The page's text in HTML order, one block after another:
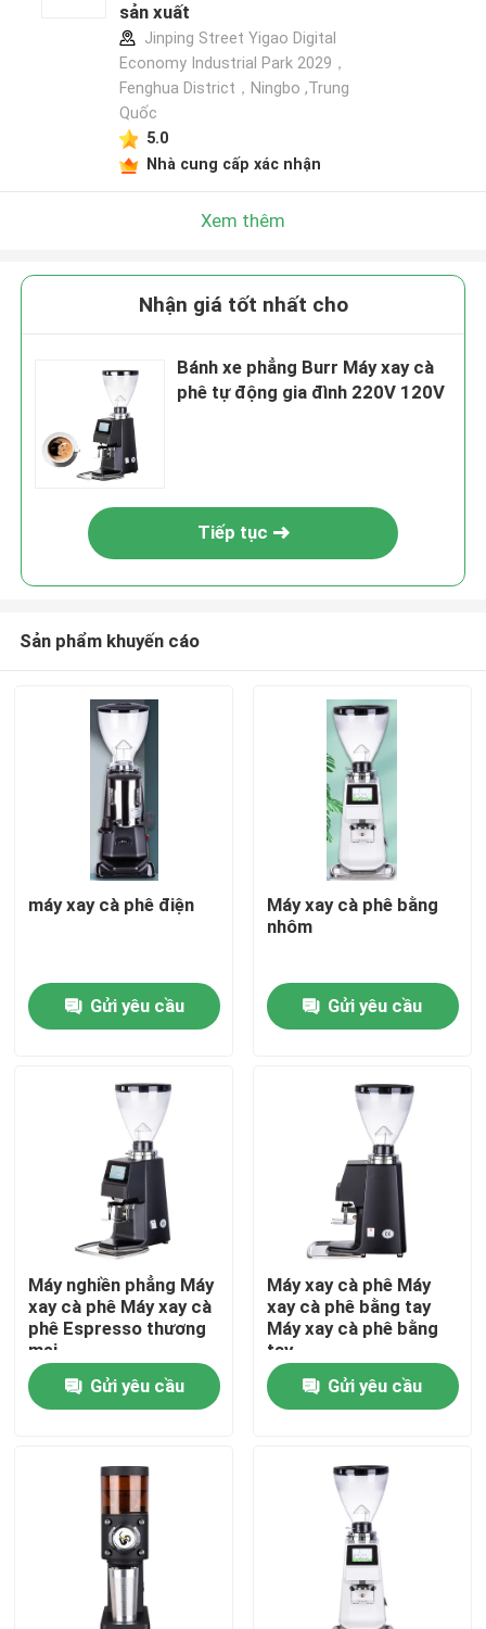
Nhà
Hướng dẫn VR
Về chúng tôi
Tham quan nhà máy
Kiểm soát chất lượng
Liên hệ chúng tôi
Các trường hợp
Máy xay hạt cà phê
Máy xay cà phê Burr
sản xuất
Jinping Street Yigao Digital
Economy Industrial Park 2029，
Fenghua District，Ningbo ,Trung
Quốc
5.0
Nhà cung cấp xác nhận
Xem thêm
Nhận giá tốt nhất cho
Bánh xe phẳng Burr Máy xay cà
phê tự động gia đình 220V 120V
Tiếp tục
Sản phẩm khuyến cáo
máy xay cà phê điện
Gửi yêu cầu
Máy xay cà phê bằng
nhôm
Gửi yêu cầu
Máy nghiền phẳng Máy
xay cà phê Máy xay cà
phê Espresso thương
mại
Gửi yêu cầu
Máy xay cà phê Máy
xay cà phê bằng tay
Máy xay cà phê bằng
tay
Gửi yêu cầu